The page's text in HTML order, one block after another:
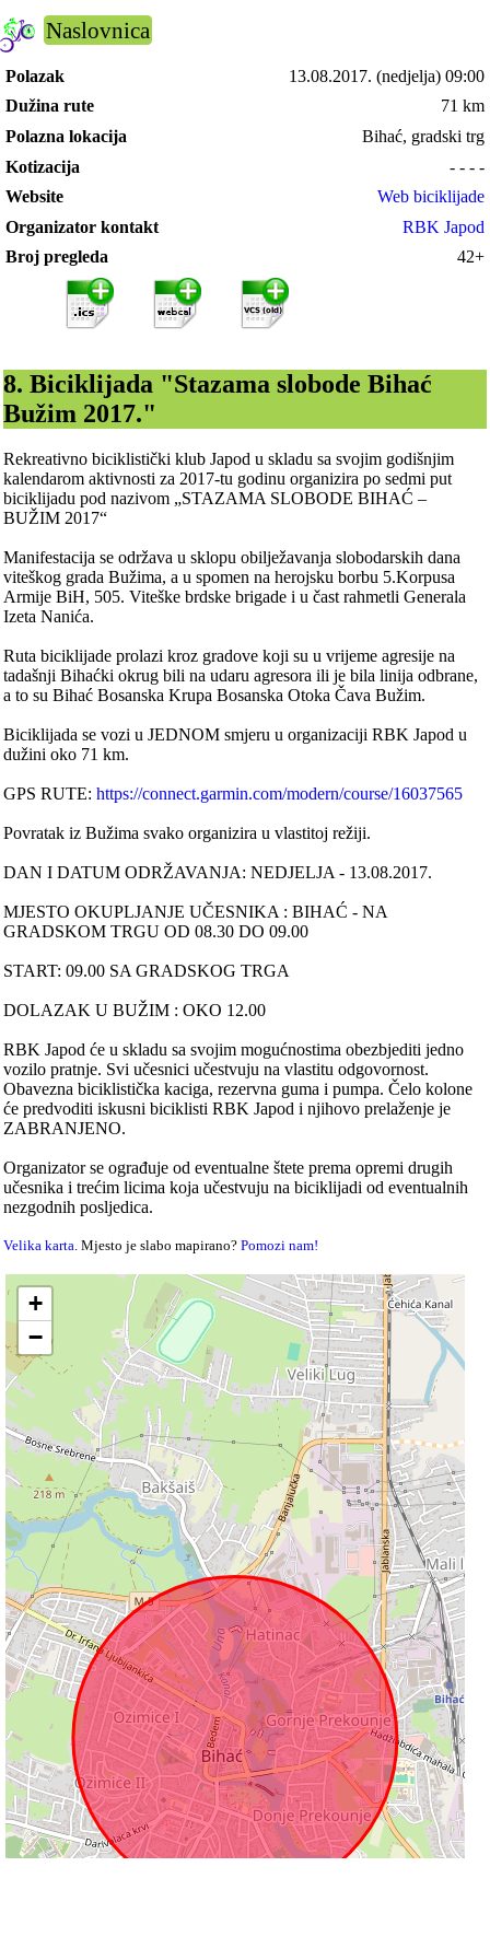
Naslovnica
Polazak 13.08.2017. (nedjelja) 09:00
Dužina rute
71 km
Polazna lokacija
Bihać, gradski trg
Kotizacija
- - - -
Website
Web biciklijade
Organizator kontakt
RBK Japod
Broj pregleda
42+
8. Biciklijada "Stazama slobode Bihać
Bužim 2017."
Rekreativno biciklistički klub Japod u skladu sa svojim godišnjim
kalendarom aktivnosti za 2017-tu godinu organizira po sedmi put
biciklijadu pod nazivom „STAZAMA SLOBODE BIHAĆ –
BUŽIM 2017“
Manifestacija se održava u sklopu obilježavanja slobodarskih dana
viteškog grada Bužima, a u spomen na herojsku borbu 5.Korpusa
Armije BiH, 505. Viteške brdske brigade i u čast rahmetli Generala
Izeta Nanića.
Ruta biciklijade prolazi kroz gradove koji su u vrijeme agresije na
tadašnji Bihaćki okrug bili na udaru agresora ili je bila linija odbrane,
a to su Bihać Bosanska Krupa Bosanska Otoka Čava Bužim.
Biciklijada se vozi u JEDNOM smjeru u organizaciji RBK Japod u
dužini oko 71 km.
GPS RUTE:https://connect.garmin.com/modern/course/16037565
Povratak iz Bužima svako organizira u vlastitoj režiji.
DAN I DATUM ODRŽAVANJA: NEDJELJA - 13.08.2017.
MJESTO OKUPLJANJE UČESNIKA : BIHAĆ - NA
GRADSKOM TRGU OD 08.30 DO 09.00
START: 09.00 SA GRADSKOG TRGA
DOLAZAK U BUŽIM : OKO 12.00
RBK Japod će u skladu sa svojim mogućnostima obezbjediti jedno
vozilo pratnje. Svi učesnici učestvuju na vlastitu odgovornost.
Obavezna biciklistička kaciga, rezervna guma i pumpa. Čelo kolone
će predvoditi iskusni biciklisti RBK Japod i njihovo prelaženje je
ZABRANJENO.
Organizator se ograđuje od eventualne štete prema opremi drugih
učesnika i trećim licima koja učestvuju na biciklijadi od eventualnih
nezgodnih posljedica.
Velika karta. Mjesto je slabo mapirano?Pomozi nam!
+
−